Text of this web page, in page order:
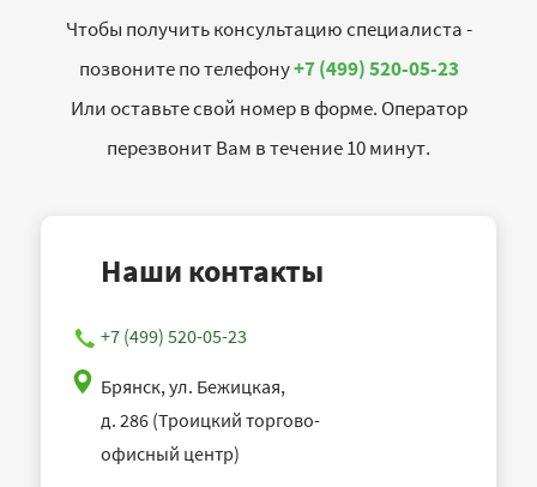
Чтобы получить консультацию специалиста -
позвоните по телефону+7 (499) 520-05-23
Или оставьте свой номер в форме. Оператор
перезвонит Вам в течение 10 минут.
Наши контакты
+7 (499) 520-05-23
Брянск, ул. Бежицкая,
д. 286 (Троицкий торгово-
офисный центр)